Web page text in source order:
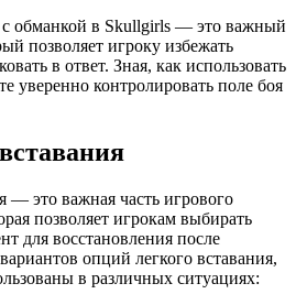
обманкой в Skullgirls — это важный
позволяет игроку избежать
в ответ. Зная, как использовать
уверенно контролировать поле боя
— это важная часть игрового
позволяет игрокам выбирать
для восстановления после
опций легкого вставания,
в различных ситуациях: